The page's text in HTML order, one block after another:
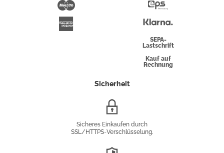
Maestro
Überweisung
SEPA-
Lastschrift
Kauf auf
Rechnung
Sicherheit
Sicheres Einkaufen durch
SSL/HTTPS-Verschlüsselung.